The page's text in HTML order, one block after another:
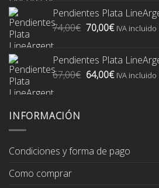
era:
74,00€.
es:
70,00€.
Pendientes Plata
74,00€ El
era:
74,00€.
70,00€El
es:
70,00€.
IVA incluido
Pendientes Plata
67,00€ El
64,00€ElIVA incluido
INFORMACIÓN
Condiciones y forma de pago
Como comprar